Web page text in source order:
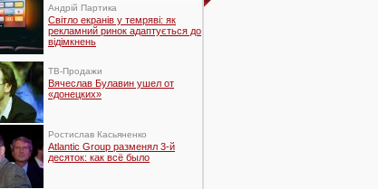
Андрій Партика
Світло екранів у темряві: як
рекламний ринок адаптується до
відімкнень
TВ-Продажи
Вячеслав Булавин ушел от
«донецких»
Ростислав Касьяненко
Atlantic Group разменял 3-й
десяток: как всё было